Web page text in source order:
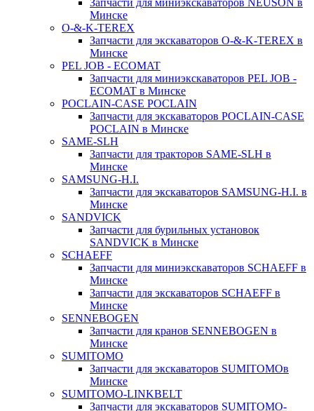
Запчасти для миниэкскаваторов NEUSON в
Минске
O-&-K-TEREX
Запчасти для экскаваторов O-&-K-TEREX в
Минске
PEL JOB - ECOMAT
Запчасти для миниэкскаваторов PEL JOB -
ECOMAT в Минске
POCLAIN-CASE POCLAIN
Запчасти для экскаваторов POCLAIN-CASE
POCLAIN в Минске
SAME-SLH
Запчасти для тракторов SAME-SLH в
Минске
SAMSUNG-H.I.
Запчасти для экскаваторов SAMSUNG-H.I. в
Минске
SANDVICK
Запчасти для бурильных установок
SANDVICK в Минске
SCHAEFF
Запчасти для миниэкскаваторов SCHAEFF в
Минске
Запчасти для экскаваторов SCHAEFF в
Минске
SENNEBOGEN
Запчасти для кранов SENNEBOGEN в
Минске
SUMITOMO
Запчасти для экскаваторов SUMITOMOв
Минске
SUMITOMO-LINKBELT
Запчасти для экскаваторов SUMITOMO-